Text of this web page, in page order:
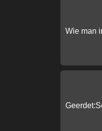
Wie man